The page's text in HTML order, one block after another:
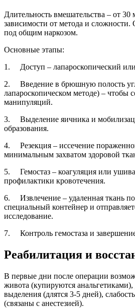
Длительность вмешательства – от 30
зависимости от метода и сложности.
под общим наркозом.
Основные этапы:
1. Доступ – лапароскопический
2. Введение в брюшную полость
лапароскопическом методе) – чтобы
манипуляций.
3. Выделение яичника и
образования.
4. Резекция – иссечение
минимальным захватом здоровой
5. Гемостаз – коагуляция или
профилактики кровотечения.
6. Извлечение – удаленная ткань
специальный контейнер и
исследование.
7. Контроль гемостаза и
Реабилитация и
В первые дни после операции
живота (купируются
выделения (длятся 3-5 дней),
(связаны с анестезией).